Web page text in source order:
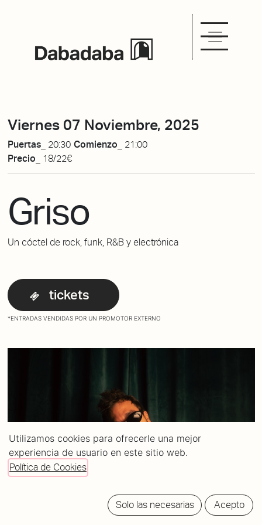
Viernes 07 Noviembre, 2025
Puertas_ 20:30 Comienzo_ 21:00
Precio_
18/22€
Griso
Un cóctel de rock, funk, R&B y electrónica
tickets
*ENTRADAS VENDIDAS POR UN PROMOTOR EXTERNO
Utilizamos cookies para ofrecerle una mejor
experiencia de usuario en este sitio web.
Política de Cookies
Solo las necesarias Acepto